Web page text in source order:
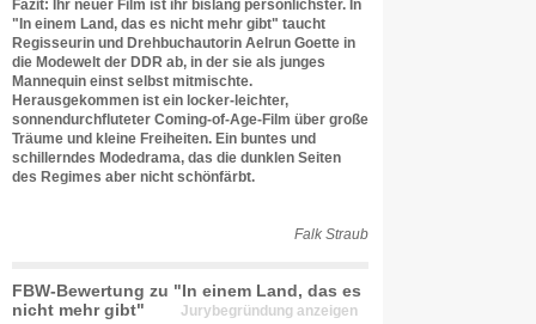
Fazit: Ihr neuer Film ist ihr bislang persönlichster. In
"In einem Land, das es nicht mehr gibt" taucht
Regisseurin und Drehbuchautorin Aelrun Goette in
die Modewelt der DDR ab, in der sie als junges
Mannequin einst selbst mitmischte.
Herausgekommen ist ein locker-leichter,
sonnendurchfluteter Coming-of-Age-Film über große
Träume und kleine Freiheiten. Ein buntes und
schillerndes Modedrama, das die dunklen Seiten
des Regimes aber nicht schönfärbt.
Falk Straub
FBW-Bewertung zu "In einem Land, das es
nicht mehr gibt"
Jurybegründung anzeigen